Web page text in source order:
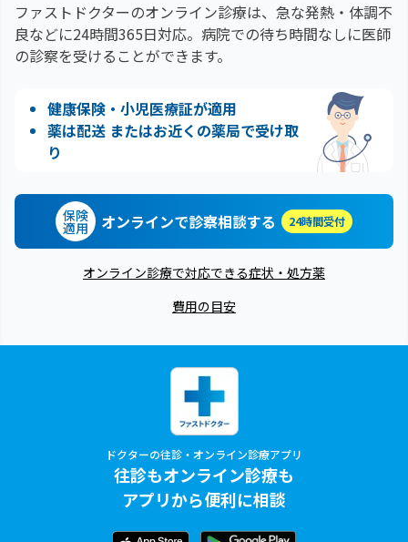
ファストドクターのオンライン診療は、急な発熱・体調不
良などに24時間365日対応。 病院での待ち時間なしに医師
の診察を受けることができます。
健康保険・小児医療証が適用
薬は配送 またはお近くの薬局で受け取
り
保険
適用 オンラインで診察相談する 24時間受付
オンライン診療で対応できる症状・処方薬
費用の目安
ドクターの往診・オンライン診療アプリ
往診もオンライン診療も
アプリから便利に相談